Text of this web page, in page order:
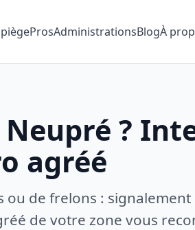
ProsAdministrationsBlogÀ
Neupré ?
agréé
ou de frelons :
de votre zone vous